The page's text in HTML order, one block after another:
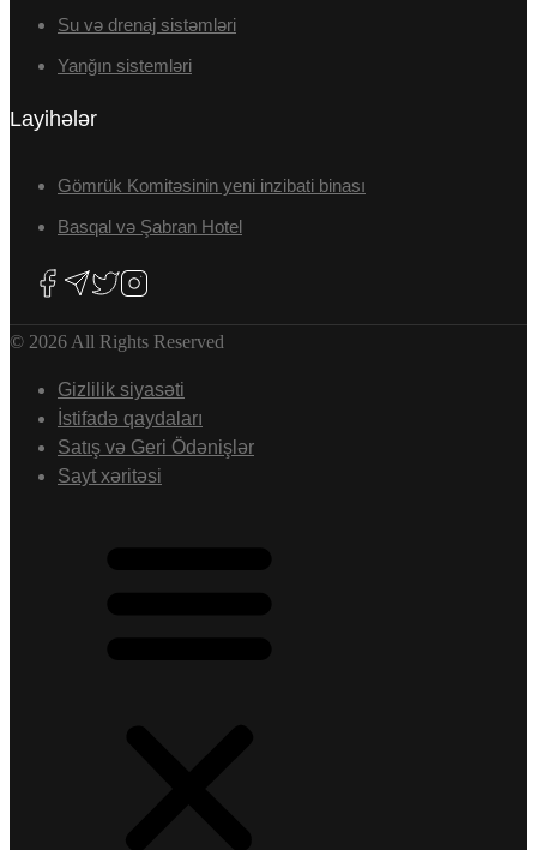
Su və drenaj sistəmləri
Yanğın sistemləri
Layihələr
Gömrük Komitəsinin yeni inzibati binası
Basqal və Şabran Hotel
© 2026 All Rights Reserved
Gizlilik siyasəti
İstifadə qaydaları
Satış və Geri Ödənişlər
Sayt xəritəsi